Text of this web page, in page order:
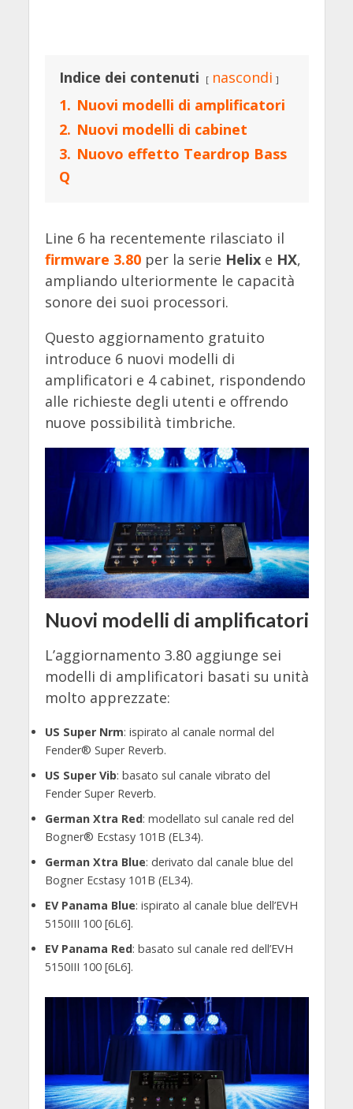
Indice dei contenuti
nascondi
1. Nuovi modelli di amplificatori
2. Nuovi modelli di cabinet
3. Nuovo effetto Teardrop Bass
Q
Line 6 ha recentemente rilasciato il
firmware 3.80per la serie Helixe HX,
ampliando ulteriormente le capacità
sonore dei suoi processori.
Questo aggiornamento gratuito
introduce 6 nuovi modelli di
amplificatori e 4 cabinet, rispondendo
alle richieste degli utenti e offrendo
nuove possibilità timbriche.
Nuovi modelli di amplificatori
L’aggiornamento 3.80 aggiunge sei
modelli di amplificatori basati su unità
molto apprezzate:
US Super Nrm: ispirato al canale normal del
Fender® Super Reverb.
US Super Vib: basato sul canale vibrato del
Fender Super Reverb.
German Xtra Red: modellato sul canale red del
Bogner® Ecstasy 101B (EL34).
German Xtra Blue: derivato dal canale blue del
Bogner Ecstasy 101B (EL34).
EV Panama Blue: ispirato al canale blue dell’EVH
5150III 100 [6L6].
EV Panama Red: basato sul canale red dell’EVH
5150III 100 [6L6].